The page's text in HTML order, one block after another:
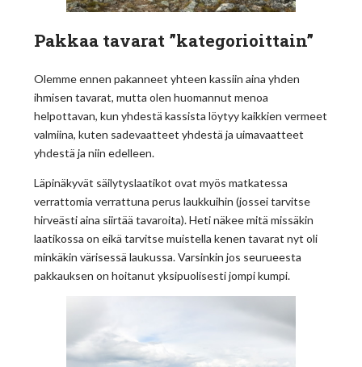
Pakkaa tavarat ”kategorioittain”
Olemme ennen pakanneet yhteen kassiin aina yhden
ihmisen tavarat, mutta olen huomannut menoa
helpottavan, kun yhdestä kassista löytyy kaikkien vermeet
valmiina, kuten sadevaatteet yhdestä ja uimavaatteet
yhdestä ja niin edelleen.
Läpinäkyvät säilytyslaatikot ovat myös matkatessa
verrattomia verrattuna perus laukkuihin (jossei tarvitse
hirveästi aina siirtää tavaroita). Heti näkee mitä missäkin
laatikossa on eikä tarvitse muistella kenen tavarat nyt oli
minkäkin värisessä laukussa. Varsinkin jos seurueesta
pakkauksen on hoitanut yksipuolisesti jompi kumpi.